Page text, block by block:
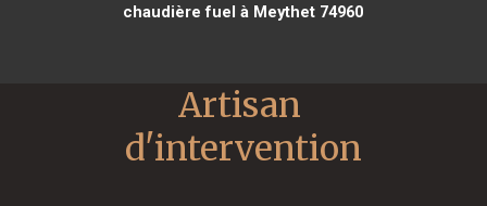
chaudière fuel à Meythet 74960
Artisan
d'intervention